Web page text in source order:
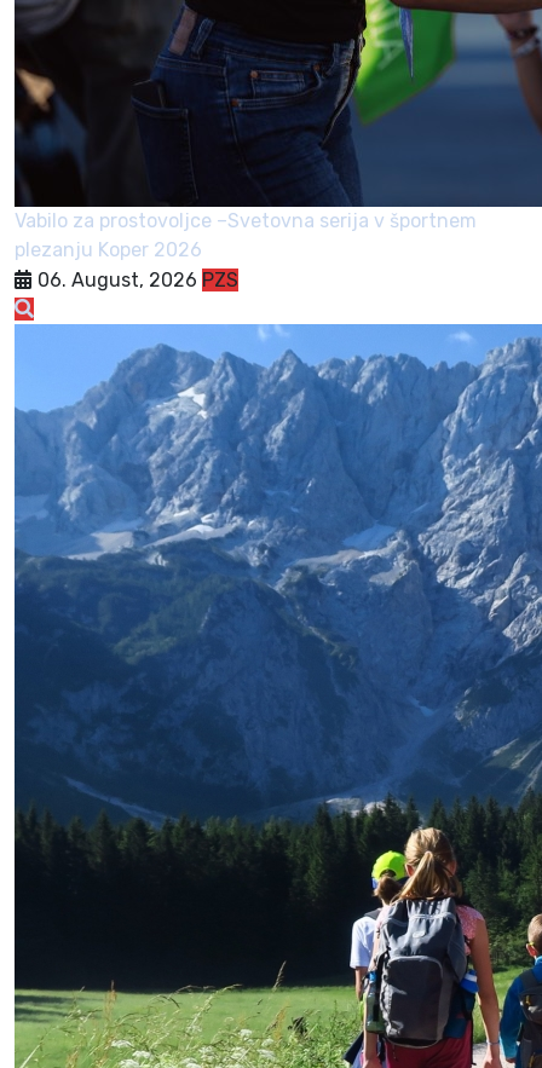
Vabilo za prostovoljce –Svetovna serija v športnem
plezanju Koper 2026
06. August, 2026 PZS